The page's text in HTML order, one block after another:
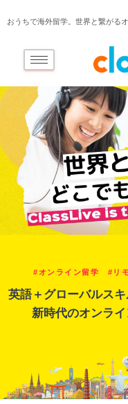
おうちで海外留学。世界と繋がる
#オンライン留学 #リ
英語＋グローバルス
新時代のオンラ